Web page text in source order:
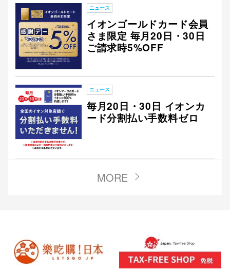
ニュース
イオンゴールドカード会員
さま限定 毎月20日・30日
ご請求時5%OFF
ニュース
毎月20日・30日 イオンカ
ード分割払い手数料ゼロ
MORE